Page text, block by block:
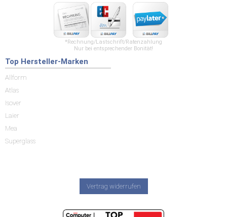
*Rechnung/Lastschrift/Ratenzahlung
Nur bei entsprechender Bonität!
Top Hersteller-Marken
Allform
Atlas
Isover
Laier
Mea
Superglass
Vertrag widerrufen